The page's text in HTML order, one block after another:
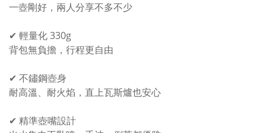
一壺剛好，兩人分享不多不少
✔ 輕量化 330g
背包無負擔，行程更自由
✔ 不鏽鋼壺身
耐高溫、耐火焰，直上瓦斯爐也安心
✔ 精準壺嘴設計